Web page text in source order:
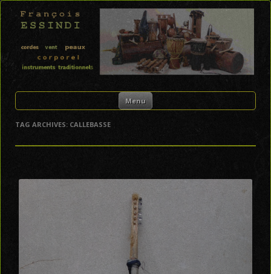
FRANÇOIS ESSINDI
Menu Skip to content
TAG ARCHIVES: CALLEBASSE